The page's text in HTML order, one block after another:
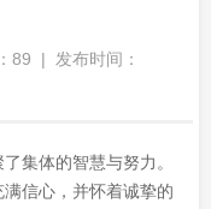
89 |
发布时间：
集体的智慧与努力。
信心，并怀着诚挚的